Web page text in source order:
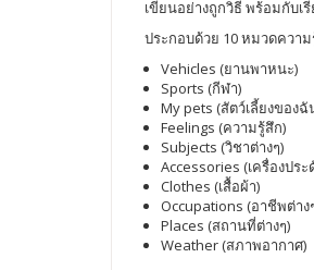
เขียนอย่างถูกวิธี พร้อมกับเ
ประกอบด้วย 10 หมวดควา
Vehicles (ยานพาหนะ)
Sports (กีฬา)
My pets (สัตว์เลี้ยงของฉั
Feelings (ความรู้สึก)
Subjects (วิชาต่างๆ)
Accessories (เครื่องประ
Clothes (เสื้อผ้า)
Occupations (อาชีพต่าง
Places (สถานที่ต่างๆ)
Weather (สภาพอากาศ)